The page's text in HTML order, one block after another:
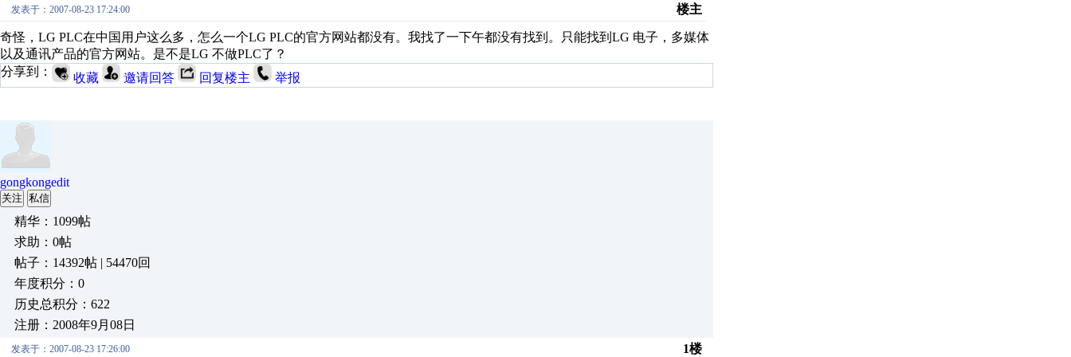
发表于：2007-08-23 17:24:00 楼主
奇怪，LG PLC在中国用户这么多，怎么一个LG PLC的官方网站都没有。我找了一下午都没有找到。只能找到LG 电子，多媒体
以及通讯产品的官方网站。是不是LG 不做PLC了？
分享到：
收藏 邀请回答 回复楼主 举报
gongkongedit
关注 私信
精华：1099帖
求助：0帖
帖子：14392帖 | 54470回
年度积分：0
历史总积分：622
注册：2008年9月08日
发表于：2007-08-23 17:26:00 1楼